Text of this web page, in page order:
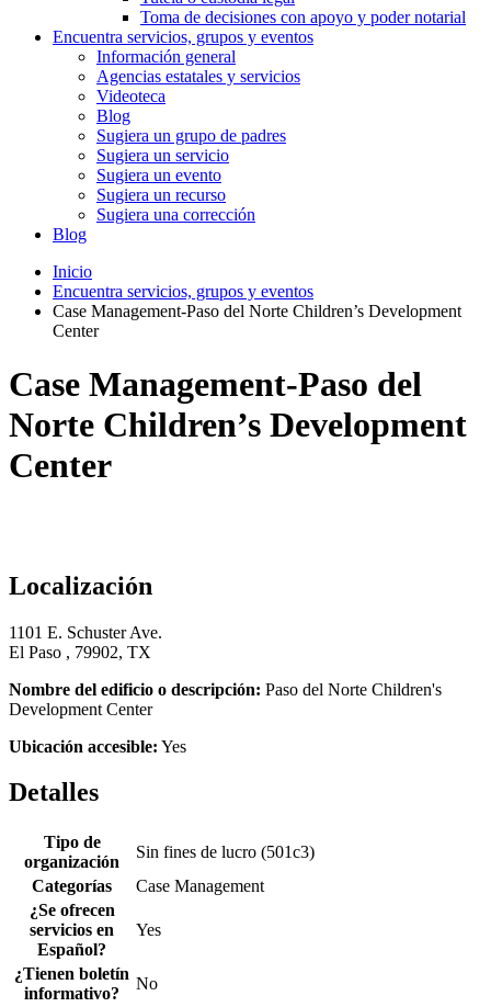
Toma de decisiones con apoyo y poder notarial
Encuentra servicios, grupos y eventos
Información general
Agencias estatales y servicios
Videoteca
Blog
Sugiera un grupo de padres
Sugiera un servicio
Sugiera un evento
Sugiera un recurso
Sugiera una corrección
Blog
Inicio
Encuentra servicios, grupos y eventos
Case Management-Paso del Norte Children’s Development
Center
Case Management-Paso del
Norte Children’s Development
Center
Localización
1101 E. Schuster Ave.
El Paso , 79902, TX
Nombre del edificio o descripción: Paso del Norte Children's
Development Center
Ubicación accesible: Yes
Detalles
Tipo de
organización
Sin fines de lucro (501c3)
Categorías
Case Management
¿Se ofrecen
servicios en
Español?
Yes
¿Tienen boletín
informativo?
No